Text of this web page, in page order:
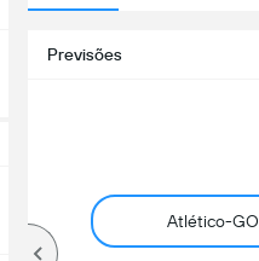
Previsões
Atlético-GO